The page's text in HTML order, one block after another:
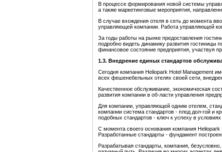
В процессе формирования новой системы
а также маркетинговые мероприятия,
В случае вхождения отеля в сеть до момента
управляющей компании. Работа управляющей
За годы работы на рынке предоставления
подробно видеть динамику развития гостиницы
финансовое состояние предприятия, участвуя
1.3. Внедрение единых стандартов
Сегодня компания Heliopark Hotel Management
всех фешенебельных отелях своей сети,
Качественное обслуживание, экономическая
развития компании в об-ласти управления
Для компании, управляющей одним отелем,
компании система стандартов - плод дол-гой и
подобных стандартов - ключ к успеху в
С момента своего основания компания
Разработанные стандарты - фундамент
Разрабатывая стандарты, компания,